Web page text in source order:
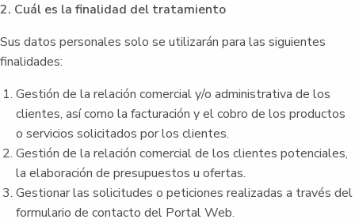
2. Cuál es la finalidad del tratamiento
Sus datos personales solo se utilizarán para las siguientes
finalidades:
Gestión de la relación comercial y/o administrativa de los
clientes, así como la facturación y el cobro de los productos
o servicios solicitados por los clientes.
Gestión de la relación comercial de los clientes potenciales,
la elaboración de presupuestos u ofertas.
Gestionar las solicitudes o peticiones realizadas a través del
formulario de contacto del Portal Web.